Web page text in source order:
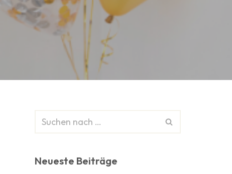
Neueste Beiträge